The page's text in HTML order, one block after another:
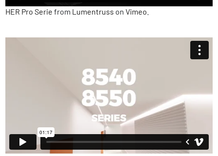
HER Pro Serie from Lumentruss on Vimeo